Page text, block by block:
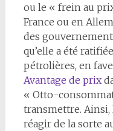
ou le « frein au
France ou en
des
qu’elle a été
pétrolières, en
Avantage de prix
« Otto-
transmettre. Ainsi,
réagir de la sorte